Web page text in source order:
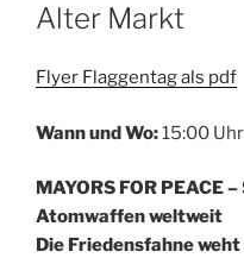
Alter Markt
Flyer Flaggentag als pdf
Wann und Wo:15:00
MAYORS FOR PEACE
Atomwaffen weltweit
Die Friedensfahne weht